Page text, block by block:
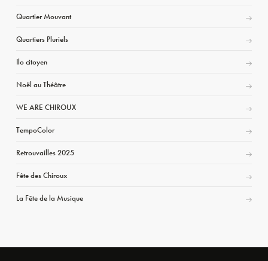
Quartier Mouvant
Quartiers Pluriels
Ilo citoyen
Noël au Théâtre
WE ARE CHIROUX
TempoColor
Retrouvailles 2025
Fête des Chiroux
La Fête de la Musique